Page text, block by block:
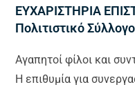
ΕΥΧΑΡΙΣΤΗΡΙΑ
Πολιτιστικό
Αγαπητοί φίλοι και
Η επιθυμία για